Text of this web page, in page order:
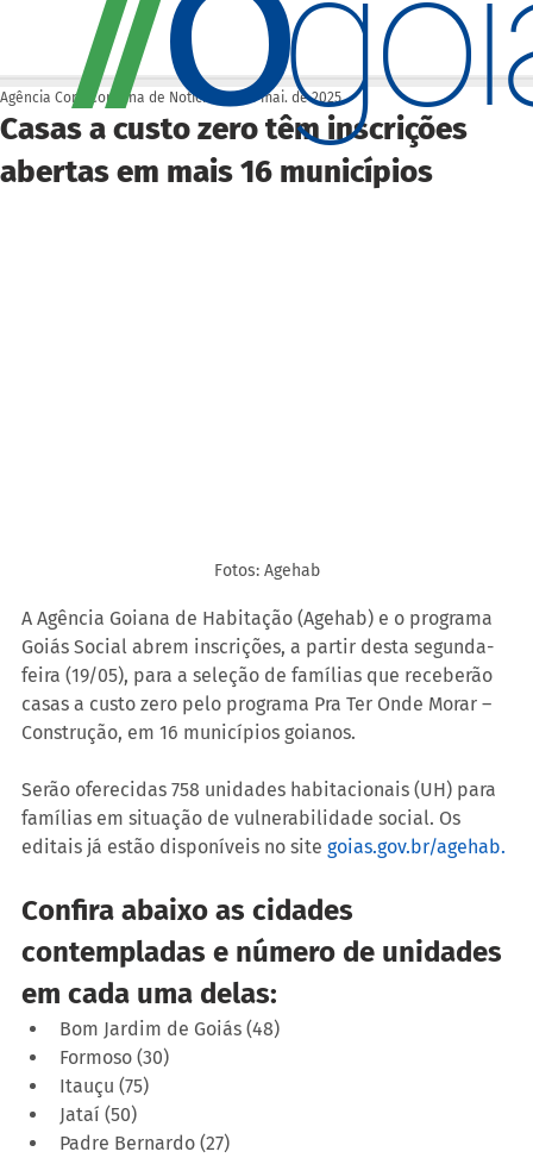
Casas a custo zero têm inscrições
abertas em mais 16 municípios
Agência Cora Coralina de Notícias 19 de mai. de 2025
Fotos: Agehab
A Agência Goiana de Habitação (Agehab) e o programa
Goiás Social abrem inscrições, a partir desta segunda-
feira (19/05), para a seleção de famílias que receberão
casas a custo zero pelo programa Pra Ter Onde Morar –
Construção, em 16 municípios goianos.
Serão oferecidas 758 unidades habitacionais (UH) para
famílias em situação de vulnerabilidade social. Os
editais já estão disponíveis no site goias.gov.br/agehab.
Confira abaixo as cidades
contempladas e número de unidades
em cada uma delas:
Bom Jardim de Goiás (48)
Formoso (30)
Itauçu (75)
Jataí (50)
Padre Bernardo (27)